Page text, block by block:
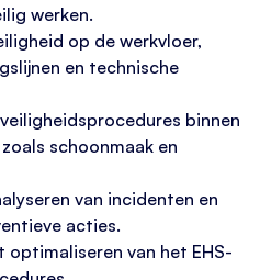
werken.
op de werkvloer,
en technische
binnen
schoonmaak en
van incidenten en
acties.
optimaliseren van het EHS-